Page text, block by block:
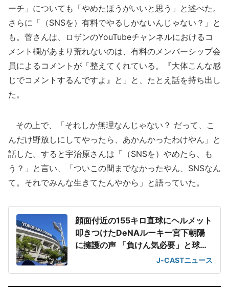
ーチ」についても「やめたほうがいいと思う」と述べた。
さらに「（SNSを）有料でやるしかないんじゃない？」と
も。菅さんは、ロザンのYouTubeチャンネルにおけるコ
メント欄があまり荒れないのは、有料のメンバーシップ会
員によるコメントが「整えてくれている。『大体こんな感
じでコメントするんですよ』と」と、たとえ話を持ち出し
た。
その上で、「それしか無理なんじゃない？ だって、こ
んだけ野放しにしてやったら、あかんかったわけやん」と
話した。すると宇治原さんは「（SNSを）やめたら、も
う？」と言い、「ついこの間までなかったやん、SNSなん
て。それでみんな生きてたんやから」と語っていた。
顔面付近の155キロ直球にヘルメット
叩きつけたDeNAルーキー宮下朝陽
に擁護の声 「負けん気必要」と球団
J-CASTニュース